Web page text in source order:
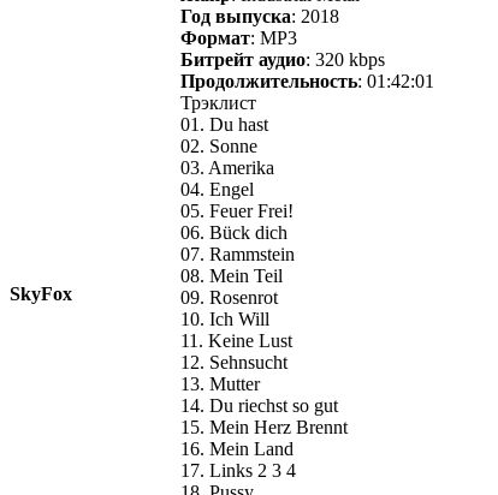
SkyFox
Год выпуска: 2018
Формат: MP3
Битрейт аудио: 320 kbps
Продолжительность: 01:42:01
Трэклист
01. Du hast
02. Sonne
03. Amerika
04. Engel
05. Feuer Frei!
06. Bück dich
07. Rammstein
08. Mein Teil
09. Rosenrot
10. Ich Will
11. Keine Lust
12. Sehnsucht
13. Mutter
14. Du riechst so gut
15. Mein Herz Brennt
16. Mein Land
17. Links 2 3 4